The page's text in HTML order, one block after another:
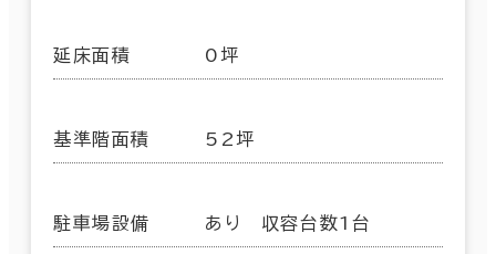
延床面積 0坪
基準階面積 52坪
駐車場設備 あり 収容台数1台